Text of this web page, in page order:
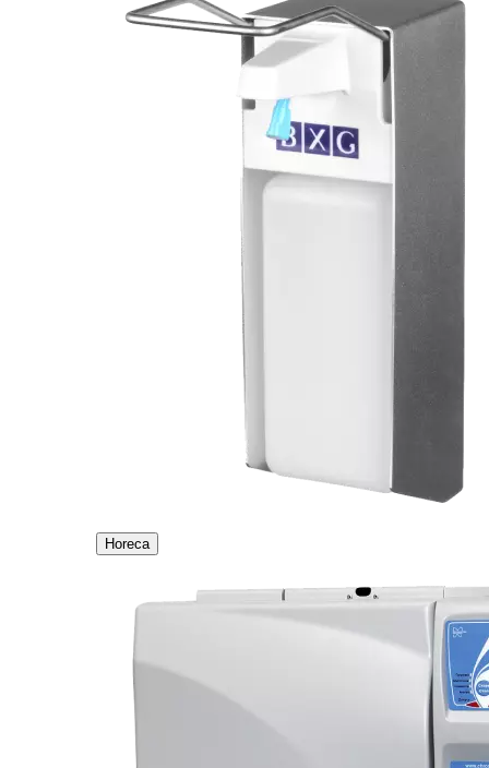
Horeca